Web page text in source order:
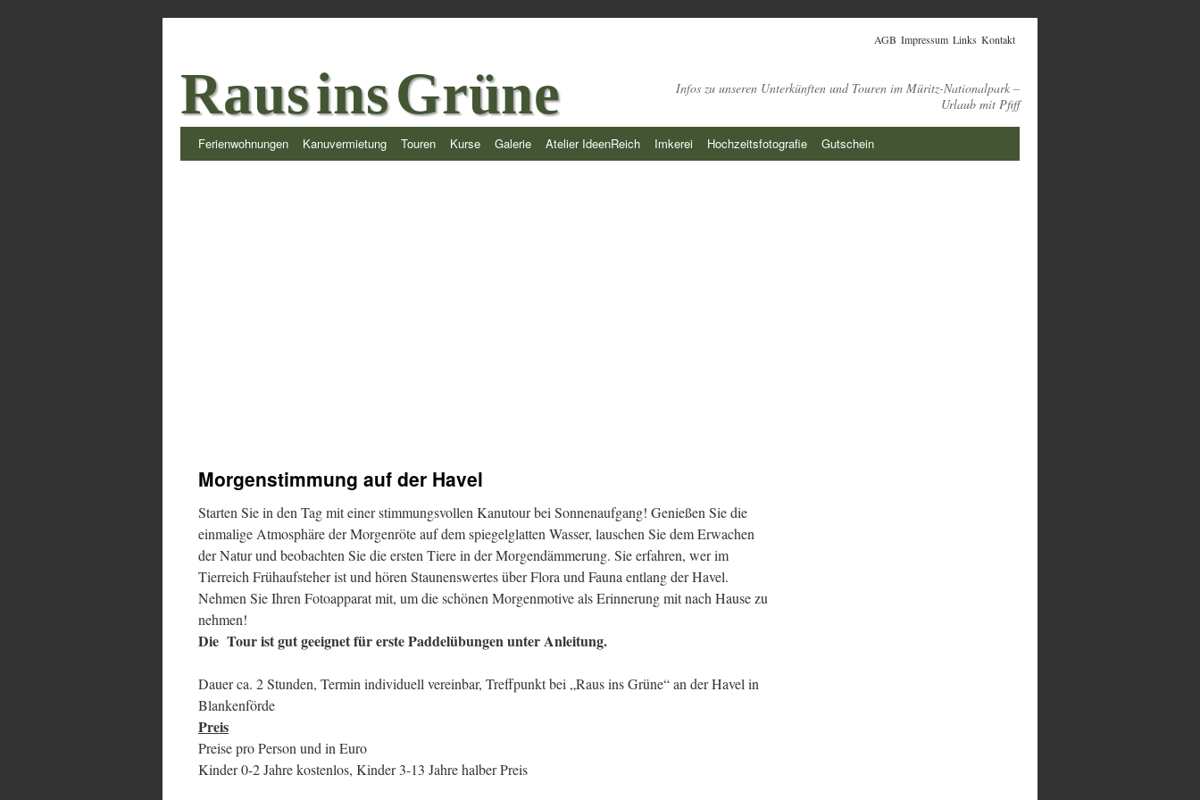
Kontakt
Links
Impressum
AGB
Raus ins Grüne
Infos zu unseren Unterkünften und Touren im Müritz-Nationalpark –
Urlaub mit Pfiff
Ferienwohnungen Kanuvermietung Touren Kurse Galerie Atelier IdeenReich Imkerei Hochzeitsfotografie Gutschein
Morgenstimmung auf der Havel
Starten Sie in den Tag mit einer stimmungsvollen Kanutour bei Sonnenaufgang! Genießen Sie die
einmalige Atmosphäre der Morgenröte auf dem spiegelglatten Wasser, lauschen Sie dem Erwachen
der Natur und beobachten Sie die ersten Tiere in der Morgendämmerung. Sie erfahren, wer im
Tierreich Frühaufsteher ist und hören Staunenswertes über Flora und Fauna entlang der Havel.
Nehmen Sie Ihren Fotoapparat mit, um die schönen Morgenmotive als Erinnerung mit nach Hause zu
nehmen!
Die Tour ist gut geeignet für erste Paddelübungen unter Anleitung.
Dauer ca. 2 Stunden, Termin individuell vereinbar, Treffpunkt bei „Raus ins Grüne“ an der Havel in
Blankenförde
Preis
Preise pro Person und in Euro
Kinder 0-2 Jahre kostenlos, Kinder 3-13 Jahre halber Preis